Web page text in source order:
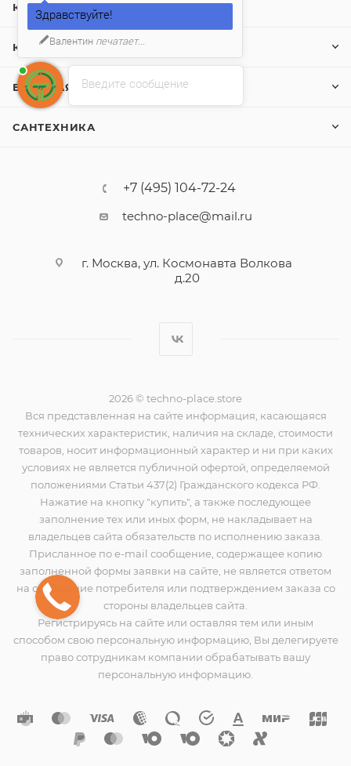
КОНТАКТЫ
КЛИЕНТАМ
БЫТОВАЯ ТЕХНИКА
САНТЕХНИКА
+7 (495) 104-72-24
techno-place@mail.ru
г. Москва, ул. Космонавта Волкова
д.20
2026 © techno-place.store
Вся представленная на сайте информация, касающаяся
технических характеристик, наличия на складе, стоимости
товаров, носит информационный характер и ни при каких
условиях не является публичной офертой, определяемой
положениями Статьи 437(2) Гражданского кодекса РФ.
Нажатие на кнопку "купить", а также последующее
заполнение тех или иных форм, не накладывает на
владельцев сайта обязательств по исполнению заказа.
Присланное по e-mail сообщение, содержащее копию
заполненной формы заявки на сайте, не является ответом
на сообщение потребителя или подтверждением заказа со
стороны владельцев сайта.
Регистрируясь на сайте или оставляя тем или иным
способом свою персональную информацию, Вы делегируете
право сотрудникам компании обрабатывать вашу
персональную информацию.
Введите сообщение
Здравствуйте!
Валентин печатает...